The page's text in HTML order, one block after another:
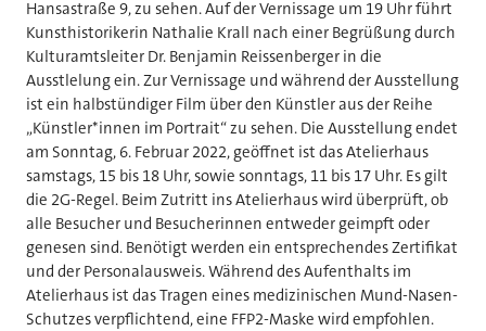
Hansastraße 9, zu sehen. Auf der Vernissage um 19 Uhr führt
Kunsthistorikerin Nathalie Krall nach einer Begrüßung durch
Kulturamtsleiter Dr. Benjamin Reissenberger in die
Ausstlelung ein. Zur Vernissage und während der Ausstellung
ist ein halbstündiger Film über den Künstler aus der Reihe
„Künstler*innen im Portrait“ zu sehen. Die Ausstellung endet
am Sonntag, 6. Februar 2022, geöffnet ist das Atelierhaus
samstags, 15 bis 18 Uhr, sowie sonntags, 11 bis 17 Uhr. Es gilt
die 2G-Regel. Beim Zutritt ins Atelierhaus wird überprüft, ob
alle Besucher und Besucherinnen entweder geimpft oder
genesen sind. Benötigt werden ein entsprechendes Zertifikat
und der Personalausweis. Während des Aufenthalts im
Atelierhaus ist das Tragen eines medizinischen Mund-Nasen-
Schutzes verpflichtend, eine FFP2-Maske wird empfohlen.